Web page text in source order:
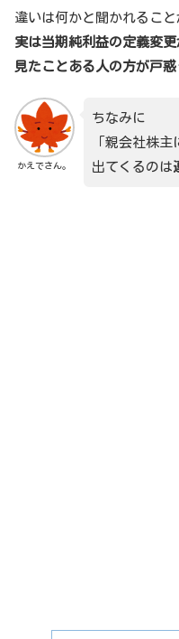
違いは何かと聞かれること
実は当期純利益の定義変
見たことある人の方が戸
かえでさん。
ちなみに
「親会社株
出てくるのは